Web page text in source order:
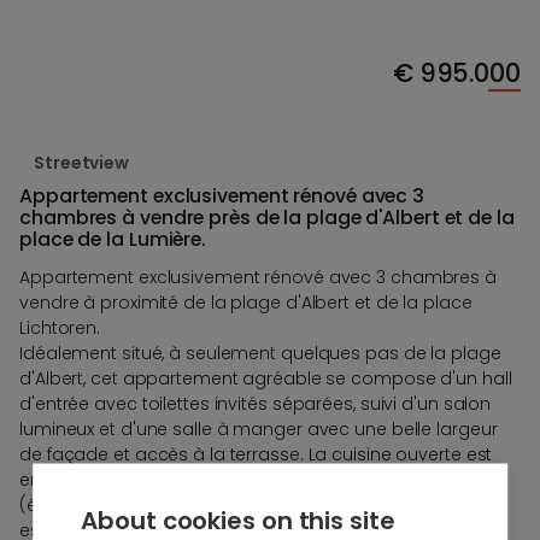
€995.000
Streetview
Appartement exclusivement rénové avec 3
chambres à vendre près de la plage d'Albert et de la
place de la Lumière.
Appartement exclusivement rénové avec 3 chambres à
vendre à proximité de la plage d'Albert et de la place
Lichtoren.
Idéalement situé, à seulement quelques pas de la plage
d'Albert, cet appartement agréable se compose d'un hall
d'entrée avec toilettes invités séparées, suivi d'un salon
lumineux et d'une salle à manger avec une belle largeur
de façade et accès à la terrasse. La cuisine ouverte est
entièrement équipée et s'ouvre sur le salon
(électroménagers MIELE). De plus, un débarras pratique
est prévu.About cookies on this site